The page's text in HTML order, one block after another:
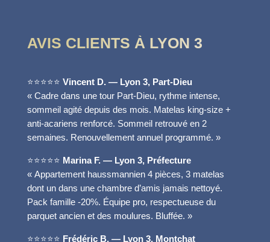
AVIS CLIENTS À LYON 3
⭐⭐⭐⭐⭐ Vincent D. — Lyon 3, Part-Dieu
« Cadre dans une tour Part-Dieu, rythme intense,
sommeil agité depuis des mois. Matelas king-size +
anti-acariens renforcé. Sommeil retrouvé en 2
semaines. Renouvellement annuel programmé. »
⭐⭐⭐⭐⭐ Marina F. — Lyon 3, Préfecture
« Appartement haussmannien 4 pièces, 3 matelas
dont un dans une chambre d’amis jamais nettoyé.
Pack famille -20%. Équipe pro, respectueuse du
parquet ancien et des moulures. Bluffée. »
⭐⭐⭐⭐⭐ Frédéric B. — Lyon 3, Montchat